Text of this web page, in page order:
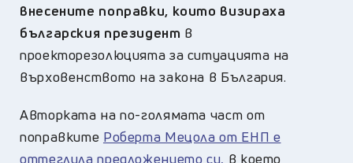
внесените поправки, които визираха
българския президент в
проекторезолюцията за ситуацията на
върховенството на закона в България.
Авторката на по-голямата част от
поправките Роберта Мецола от ЕНП е
оттеглила предложението си, в което